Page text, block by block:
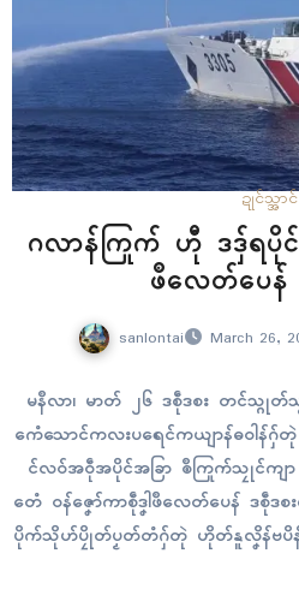
ဍုၚ်သ္အာၚ်
ဂလာန်ကြုက် ဟီု ဒဒှ်ရပို
ဖဳလေတ်ပေ
sanlontai March 26,
မနဳလာ၊ မာတ် ၂၆ ဒစဵုဒစး တၚ်သ္ဂု
ဂောံသောၚ်ကလးပရေင်ကယျာန်ဓဝါန်
ၚ်လဝ်အဝဵုအပိုၚ်အခြာ ၜဳကြုက်သၠုၚ်ကျ
တေံ ဝန်ဇၞော်ကာစဵုဒၞါဖဳလေတ်ပေန် ဒစဵုဒစ
ပိုက်သိုဟ်ပၠိုတ်ပၟတ်တံဂှ်တုဲ ဟိုတ်နူလၞိန်ဗပိန်လ